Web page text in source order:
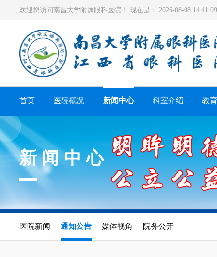
欢迎您访问南昌大学附属眼科医院！ 现在是： 2026-08-08
首页 医院概况 新闻中心 科室介绍 教
新闻中心
医院新闻 通知公告 媒体视角 院务公开